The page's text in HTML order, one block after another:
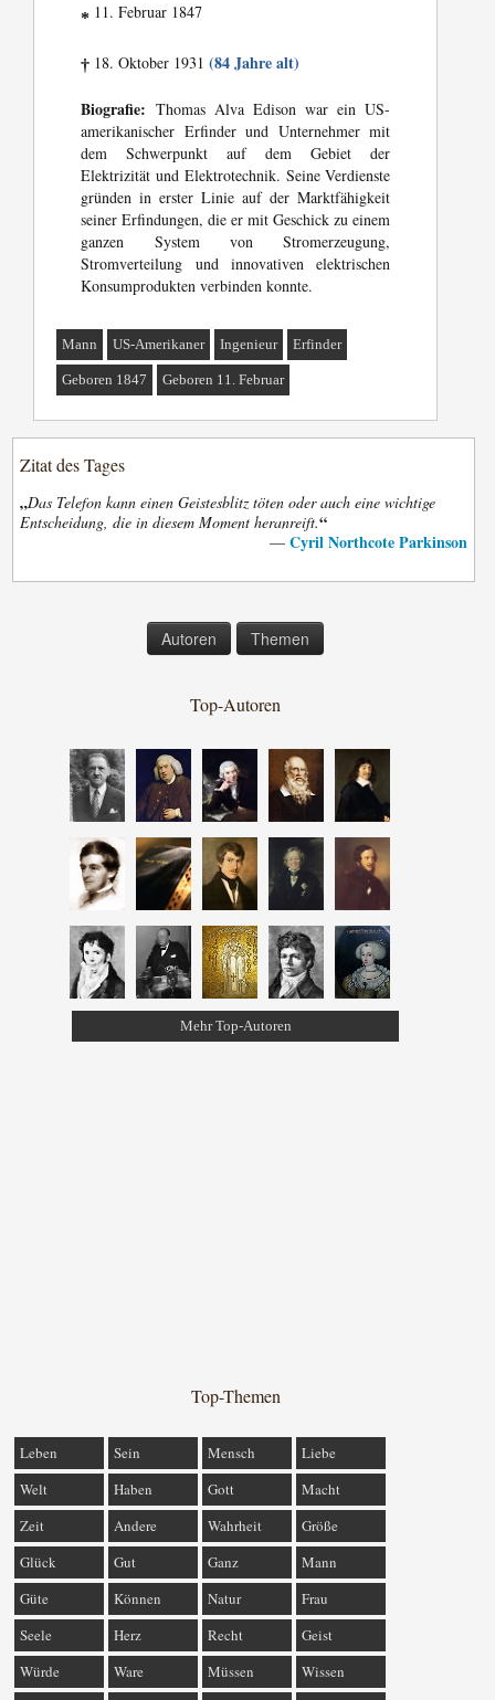
* 11. Februar 1847
† 18. Oktober 1931(84 Jahre alt)
Biografie: Thomas Alva Edison war ein US-
amerikanischer Erfinder und Unternehmer mit
dem Schwerpunkt auf dem Gebiet der
Elektrizität und Elektrotechnik. Seine Verdienste
gründen in erster Linie auf der Marktfähigkeit
seiner Erfindungen, die er mit Geschick zu einem
ganzen System von Stromerzeugung,
Stromverteilung und innovativen elektrischen
Konsumprodukten verbinden konnte.
Mann US-Amerikaner Ingenieur Erfinder
Geboren 1847 Geboren 11. Februar
Zitat des Tages
„Das Telefon kann einen Geistesblitz töten oder auch eine wichtige
Entscheidung, die in diesem Moment heranreift.“
— Cyril Northcote Parkinson
Autoren Themen
Top-Autoren
Mehr Top-Autoren
Top-Themen
Leben Sein Mensch
Liebe
Welt
Haben Gott
Macht
Zeit
Andere Wahrheit
Größe
Glück
Gut Ganz
Mann
Güte
Können Natur
Frau
Seele
Herz Recht
Geist
Würde
Ware Müssen
Wissen